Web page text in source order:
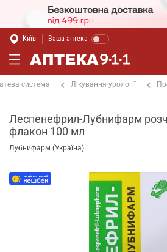
Київ Ваша аптека
система Лікування урології
Леспенефрил-Лубнифарм
флакон 100 мл
Лубнифарм (Україна)